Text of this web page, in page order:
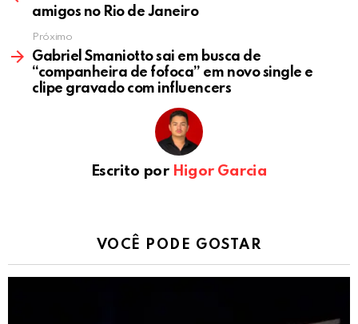
amigos no Rio de Janeiro
Próximo
Gabriel Smaniotto sai em busca de
“companheira de fofoca” em novo single e
clipe gravado com influencers
Escrito por Higor Garcia
VOCÊ PODE GOSTAR